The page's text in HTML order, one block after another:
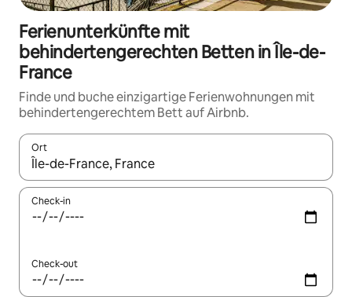
Ferienunterkünfte mit
behindertengerechten Betten in Île-de-
France
Finde und buche einzigartige Ferienwohnungen mit
behindertengerechtem Bett auf Airbnb.
Ort
Wenn Ergebnisse verfügbar sind, navigiere mit den
Check-in
Check-out